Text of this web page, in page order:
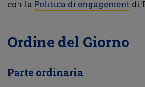
con la Politica di engagement di
Ordine del Giorno
Parte ordinaria